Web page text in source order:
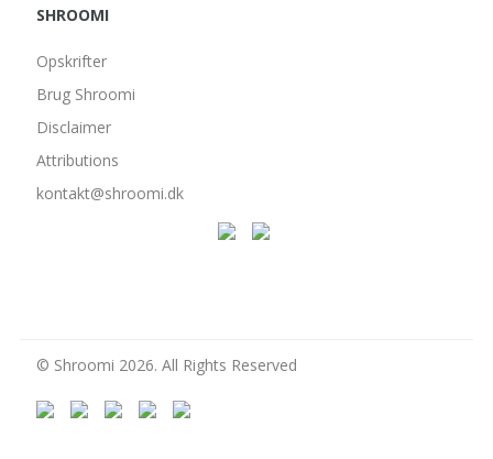
SHROOMI
Opskrifter
Brug Shroomi
Disclaimer
Attributions
kontakt@shroomi.dk
© Shroomi 2026. All Rights Reserved